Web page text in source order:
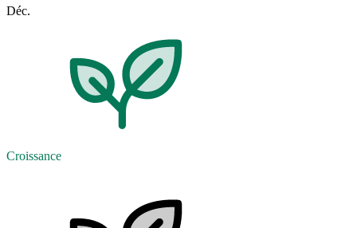
Déc.
Croissance